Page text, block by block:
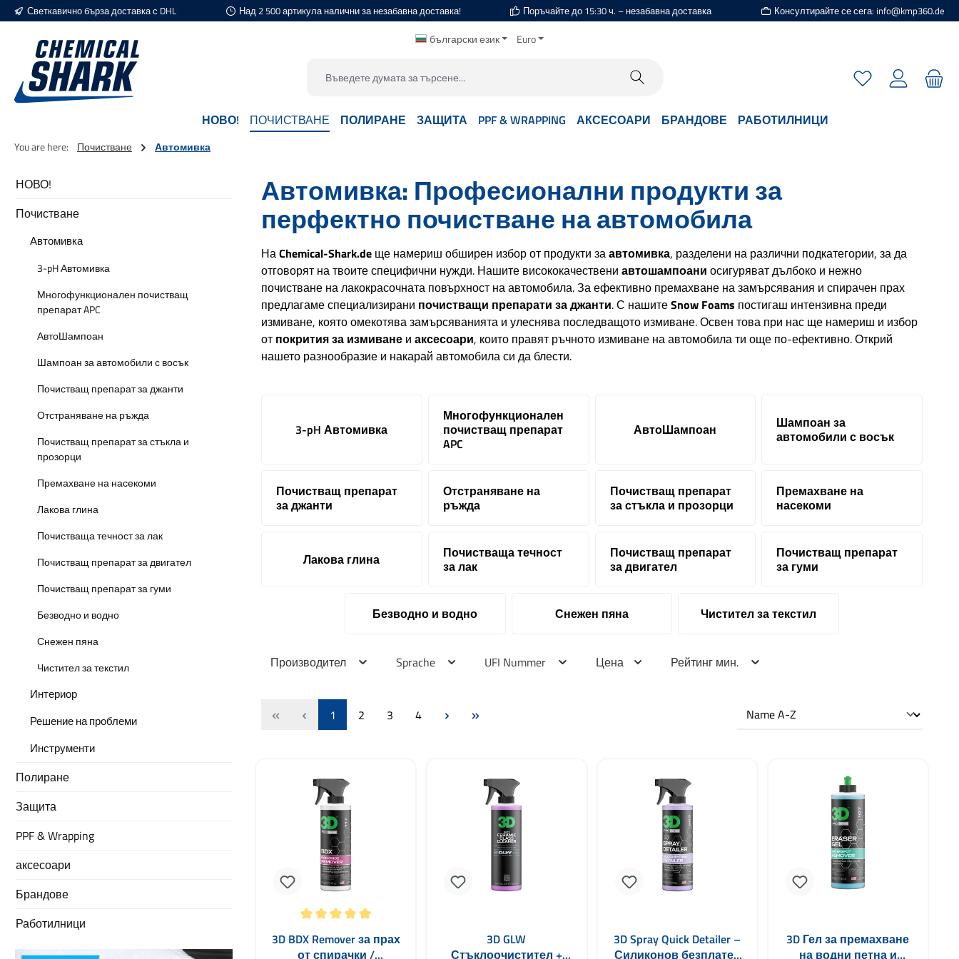
към основното съдържание
Преминете към търсенето
Преминете към основната навигация
Светкавично бърза доставка с DHL Над 2 500 артикула налични за незабавна доставка! Поръчайте до 15:30 ч. – незабавна доставка Консултирайте се сега: info@kmp360.de
български език Euro
Имате 0
НОВО! ПОЧИСТВАНЕ ПОЛИРАНЕ ЗАЩИТА PPF & WRAPPING АКСЕСОАРИ БРАНДОВЕ РАБОТИЛНИЦИ
You are here: Почистване Автомивка
НОВО!
Почистване
Автомивка
3-pH Автомивка
Многофункционален почистващ
препарат APC
АвтоШампоан
Шампоан за автомобили с восък
Почистващ препарат за джанти
Отстраняване на ръжда
Почистващ препарат за стъкла и
прозорци
Премахване на насекоми
Лакова глина
Почистваща течност за лак
Почистващ препарат за двигател
Почистващ препарат за гуми
Безводно и водно
Снежен пяна
Чистител за текстил
Интериор
Решение на проблеми
Инструменти
Полиране
Защита
PPF & Wrapping
аксесоари
Брандове
Работилници
Автомивка: Професионални продукти за
перфектно почистване на автомобила
НаChemical-Shark.de ще намериш обширен избор от продукти заавтомивка, разделени на различни подкатегории, за да
отговорят на твоите специфични нужди. Нашите висококачествени автошампоани осигуряват дълбоко и нежно
почистване на лакокрасочната повърхност на автомобила. За ефективно премахване на замърсявания и спирачен прах
предлагаме специализирани почистващи препарати за джанти. С нашитеSnow Foams постигаш интензивна преди
измиване, която омекотява замърсяванията и улеснява последващото измиване. Освен това при нас ще намериш и избор
от покрития за измиване и аксесоари, които правят ръчното измиване на автомобила ти още по-ефективно. Открий
нашето разнообразие и накарай автомобила си да блести.
3-pH Автомивка
Многофункционален
почистващ препарат
APC
АвтоШампоан
Шампоан за
автомобили с восък
Почистващ препарат
за джанти
Отстраняване на
ръжда
Почистващ препарат
за стъкла и прозорци
Премахване на
насекоми
Лакова глина
Почистваща течност
за лак
Почистващ препарат
за двигател
Почистващ препарат
за гуми
Безводно и водно Снежен пяна Чистител за текстил
Производител Sprache UFI Nummer Цена Рейтинг мин.
Страница
1 Страница
2 Страница
3 Страница
4
Средна оценка за 5 от 5 звезди
3D BDX Remover за прах
от спирачки /
3D GLW
Стъклоочистител +
3D Spray Quick Detailer –
Силиконов безплатен
3D Гел за премахване
на водни петна и